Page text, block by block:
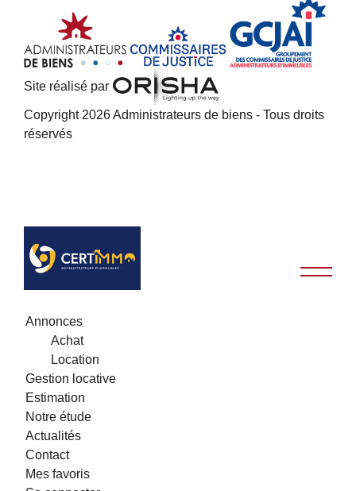
Site réalisé par
Copyright 2026 Administrateurs de biens - Tous droits
réservés
Annonces
Achat
Location
Gestion locative
Estimation
Notre étude
Actualités
Contact
Mes favoris